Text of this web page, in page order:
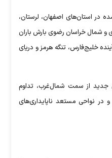
در استان‌های اصفهان، لرستان،
و شمال خراسان رضوی بارش باران
خلیج‌فارس، تنگه هرمز و دریای
جدید از سمت شمال‌غرب، تداوم
در نواحی مستعد ناپایداری‌های